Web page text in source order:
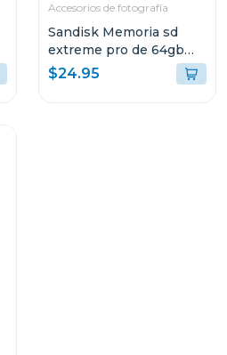
Accesorios de fotografía
Sandisk Memoria sd
extreme pro de 64gb
sdhc y sdxc uhs-i
sdsdxxu064g
$24.95